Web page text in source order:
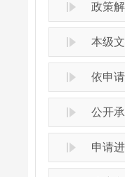
政策
本级
依申
公开
申请